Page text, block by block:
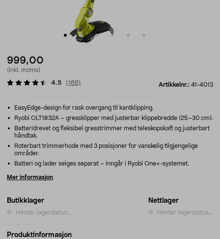
999,00
(inkl. moms)
Artikkelnr.: 41-4013
4.5 (188)
Butikklager
Henter lagerstatus...
Nettlager
Henter lagerstatus...
EasyEdge-design for rask overgang til kantklipping.
Ryobi OLT1832A – gressklipper med justerbar klippebredde (25–30 cm).
Batteridrevet og fleksibel gresstrimmer med teleskopskaft og justerbart
håndtak.
Roterbart trimmerhode med 3 posisjoner for vanskelig tilgjengelige
områder.
Batteri og lader selges separat – inngår i Ryobi One+-systemet.
Mer informasjon
Produktinformasjon